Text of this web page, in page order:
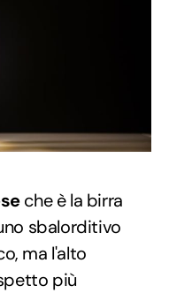
che è la birra
sbalorditivo
ma l'alto
più